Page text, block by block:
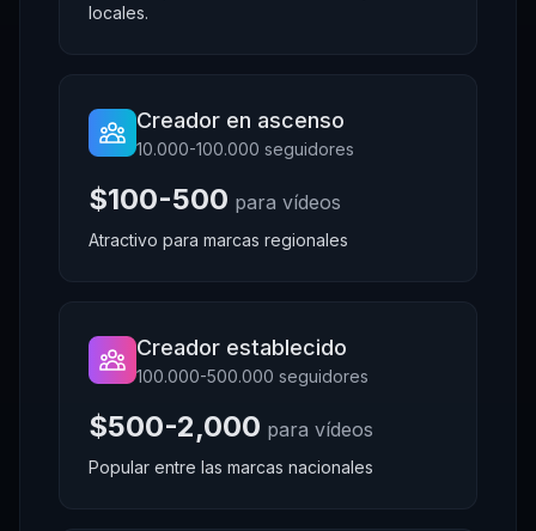
locales.
Creador en ascenso
10.000-100.000 seguidores
$100-500 para vídeos
Atractivo para marcas regionales
Creador establecido
100.000-500.000 seguidores
$500-2,000 para vídeos
Popular entre las marcas nacionales